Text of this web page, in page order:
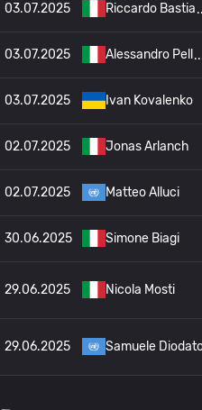
03.07.2025 Riccardo Bastia
03.07.2025 Alessandro Pell
03.07.2025 Ivan Kovalenko
02.07.2025 Jonas Arlanch
02.07.2025 Matteo Alluci
30.06.2025 Simone Biagi
29.06.2025 Nicola Mosti
29.06.2025 Samuele